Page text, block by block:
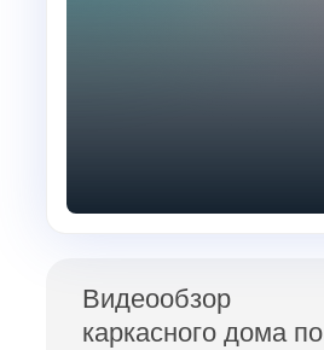
Видеообзор
каркасного дома по